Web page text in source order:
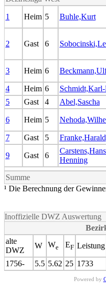
1 Heim 5 Buhle,Kurt
2 Gast 6
3 Heim 6
4 Heim 6
5
Gast 4 Abel,Sascha
6 Heim 5
7 Gast 5 Franke,Harald
9 Gast 6
Henning
Summe
¹ Die Berechnung der
Inoffizielle DWZ Auswertung
alte
DWZ
W We EF Leistung
1756- 5.5 5.62 25 1733
Powered by